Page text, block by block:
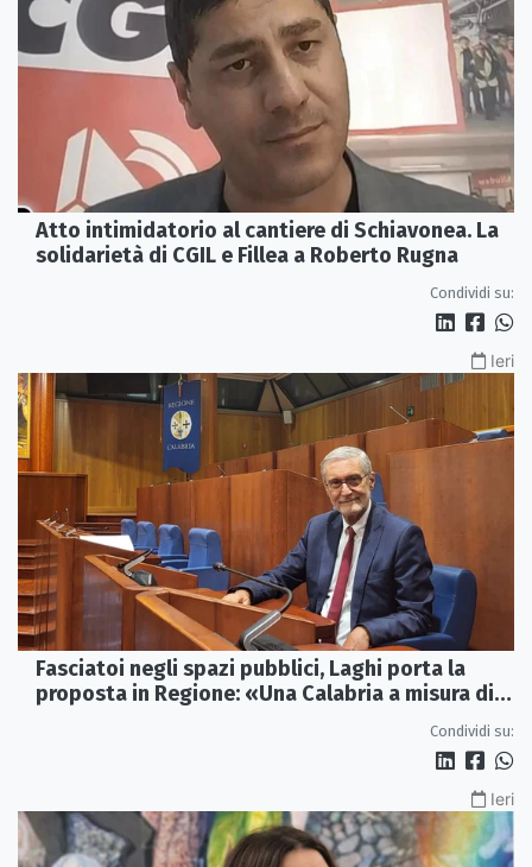
Atto intimidatorio al cantiere di Schiavonea. La
solidarietà di CGIL e Fillea a Roberto Rugna
Condividi su:
Ieri
Fasciatoi negli spazi pubblici, Laghi porta la
proposta in Regione: «Una Calabria a misura di
Condividi su:
Ieri